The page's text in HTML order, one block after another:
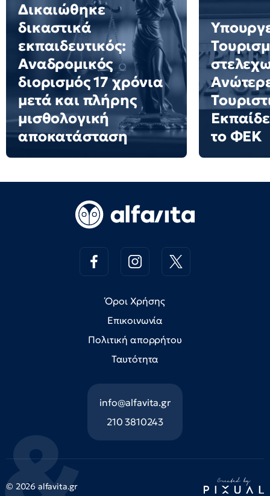
Δικαιώθηκε
δικαστικά
εκπαιδευτικός:
Αναδρομικός
διορισμός 17 χρόνια
μετά και πλήρης
μισθολογική
αποκατάσταση
το ΦΕΚ
Όροι Χρήσης
Επικοινωνία
Πολιτική απορρήτου
Ταυτότητα
info@alfavita.gr
210 3810243
© 2026 alfavita.gr